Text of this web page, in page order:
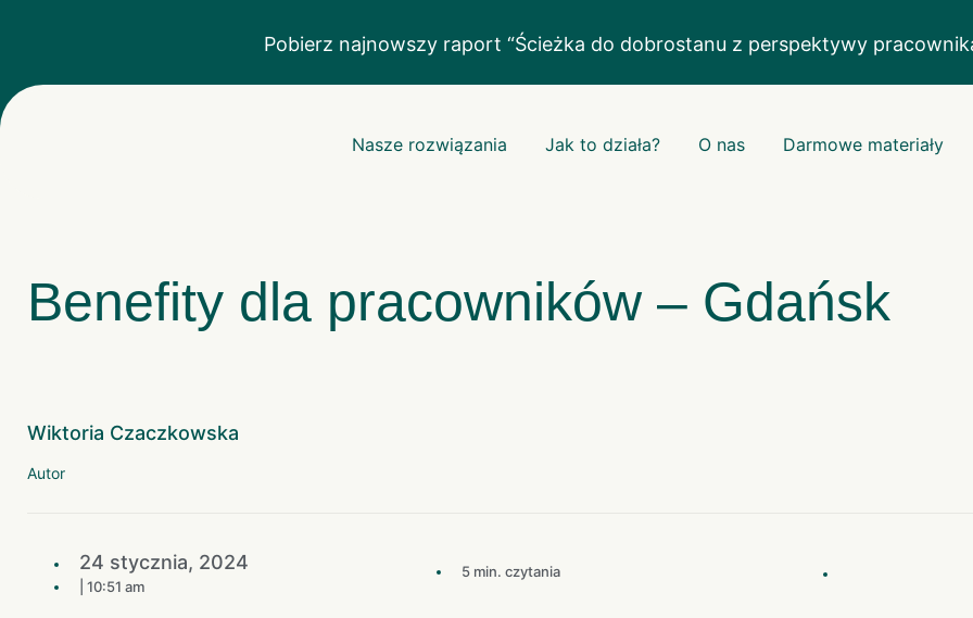
Pobierz najnowszy raport “Ścieżka do dobrostanu z perspektywy
Nasze rozwiązania Jak to działa? O nas Darmowe materiały
Benefity dla pracowników – Gdańsk
Wiktoria Czaczkowska
Autor
24 stycznia, 2024
10:51 am
5 min. czytania